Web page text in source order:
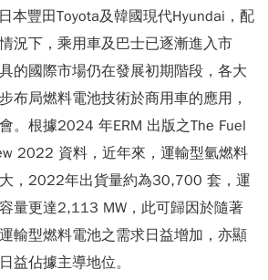
本豐田Toyota及韓國現代Hyundai，配
況下，乘用車及巴士已逐漸進入市
的國際市場仍在發展初期階段，各大
布局燃料電池技術於商用車的應用，
。根據2024 年ERM 出版之The Fuel
2022 資料，近年來，運輸型氫燃料
，2022年出貨量約為30,700 套，運
量更達2,113 MW，此可歸因於隨著
輸型燃料電池之需求日益增加，亦顯
益佔據主導地位。